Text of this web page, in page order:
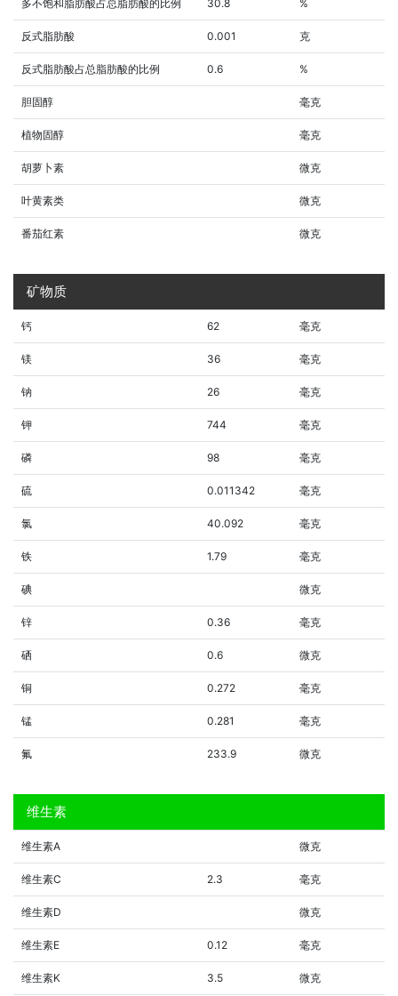
多不饱和脂肪酸占总脂肪酸的比例 30.8 %
反式脂肪酸 0.001 克
反式脂肪酸占总脂肪酸的比例 0.6 %
胆固醇 毫克
植物固醇 毫克
胡萝卜素 微克
叶黄素类 微克
番茄红素 微克
矿物质
钙 62 毫克
镁 36 毫克
钠 26 毫克
钾 744 毫克
磷 98 毫克
硫 0.011342 毫克
氯 40.092 毫克
铁 1.79 毫克
碘 微克
锌 0.36 毫克
硒 0.6 微克
铜 0.272 毫克
锰 0.281 毫克
氟 233.9 微克
维生素
维生素A 微克
维生素C 2.3 毫克
维生素D 微克
维生素E 0.12 毫克
维生素K 3.5 微克